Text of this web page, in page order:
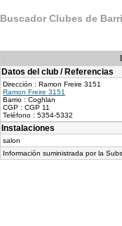
Buscador Clubes de
Datos del club / Referencias
Dirección : Ramon Freire 3151
Ramon Freire 3151
Barrio : Coghlan
CGP : CGP 11
Teléfono : 5354-5332
Instalaciones
salon
Información suministrada por la